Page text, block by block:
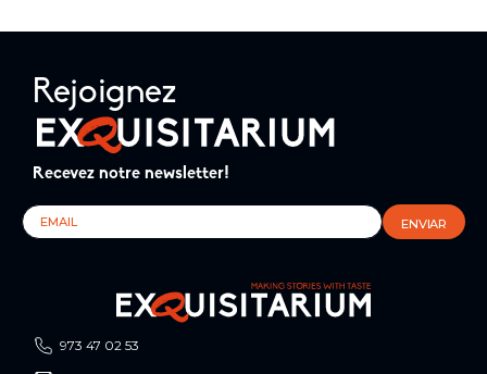
Rejoignez
Recevez notre newsletter!
973 47 02 53